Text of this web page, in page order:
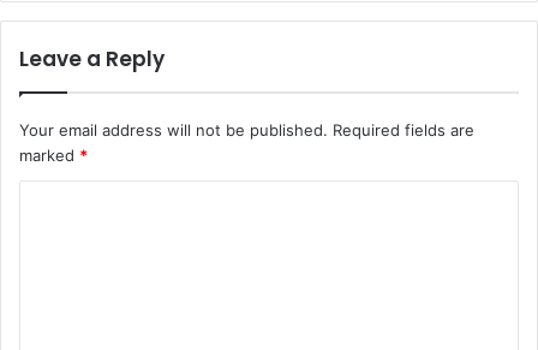
Leave a Reply
Your email address will not be published. Required fields are
marked *